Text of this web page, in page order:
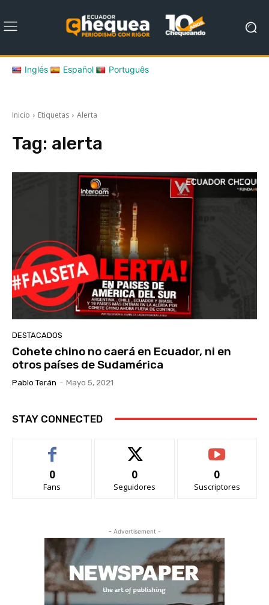
Inglés Español Português
Inicio Etiquetas Alerta
Tag: alerta
DESTACADOS
Cohete chino no caerá en Ecuador, ni en
otros países de Sudamérica
Pablo Terán - Mayo 5, 2021
STAY CONNECTED
0
Fans
0
Seguidores
0
Suscriptores
- Advertisement -